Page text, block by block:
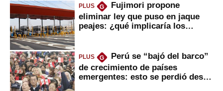
PLUS G
Fujimori propone
eliminar ley que puso en jaque
peajes: ¿qué implicaría los
PLUS G
Perú se “bajó del barco”
de crecimiento de países
emergentes: esto se perdió desde